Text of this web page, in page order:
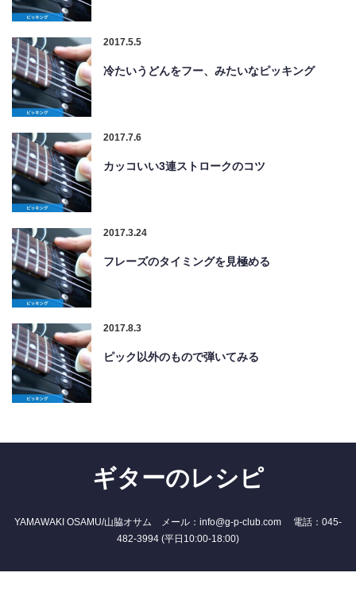
2017.5.5
冷たいうどんをフー、みたいなピッキング
2017.7.6
カッコいい3連ストロークのコツ
2017.3.24
フレーズのタイミングを見極める
2017.8.3
ピック以外のもので弾いてみる
ギターのレシピ
YAMAWAKI OSAMU/山脇オサム メール：info@g-p-club.com 電話：045-
482-3994 (平日10:00-18:00)